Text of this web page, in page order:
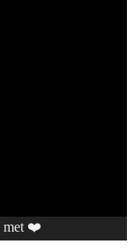
met ❤️